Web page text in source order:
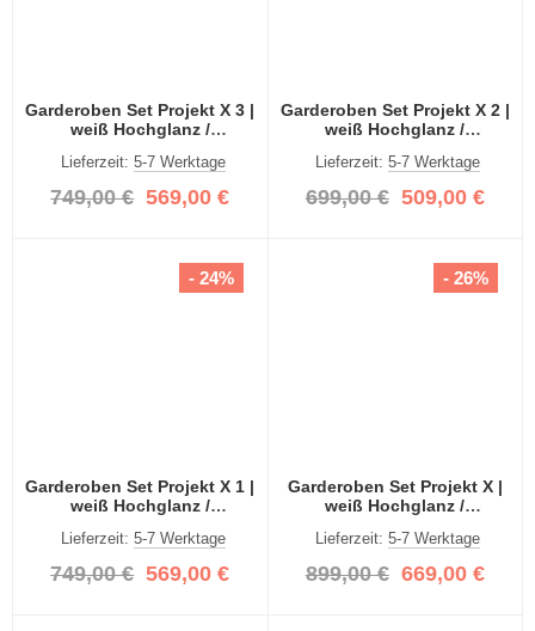
Garderoben Set Projekt X 3 |
weiß Hochglanz /
Lieferzeit: 5-7 Werktage
749,00 € 569,00 €
Garderoben Set Projekt X 2 |
weiß Hochglanz /
Lieferzeit:5-7 Werktage
699,00 € 509,00 €
Garderoben Set Projekt X 1 |
weiß Hochglanz /
Lieferzeit: 5-7 Werktage
749,00 € 569,00 €
- 24%
Garderoben Set Projekt X |
weiß Hochglanz /
Lieferzeit:5-7 Werktage
899,00 € 669,00 €
- 26%